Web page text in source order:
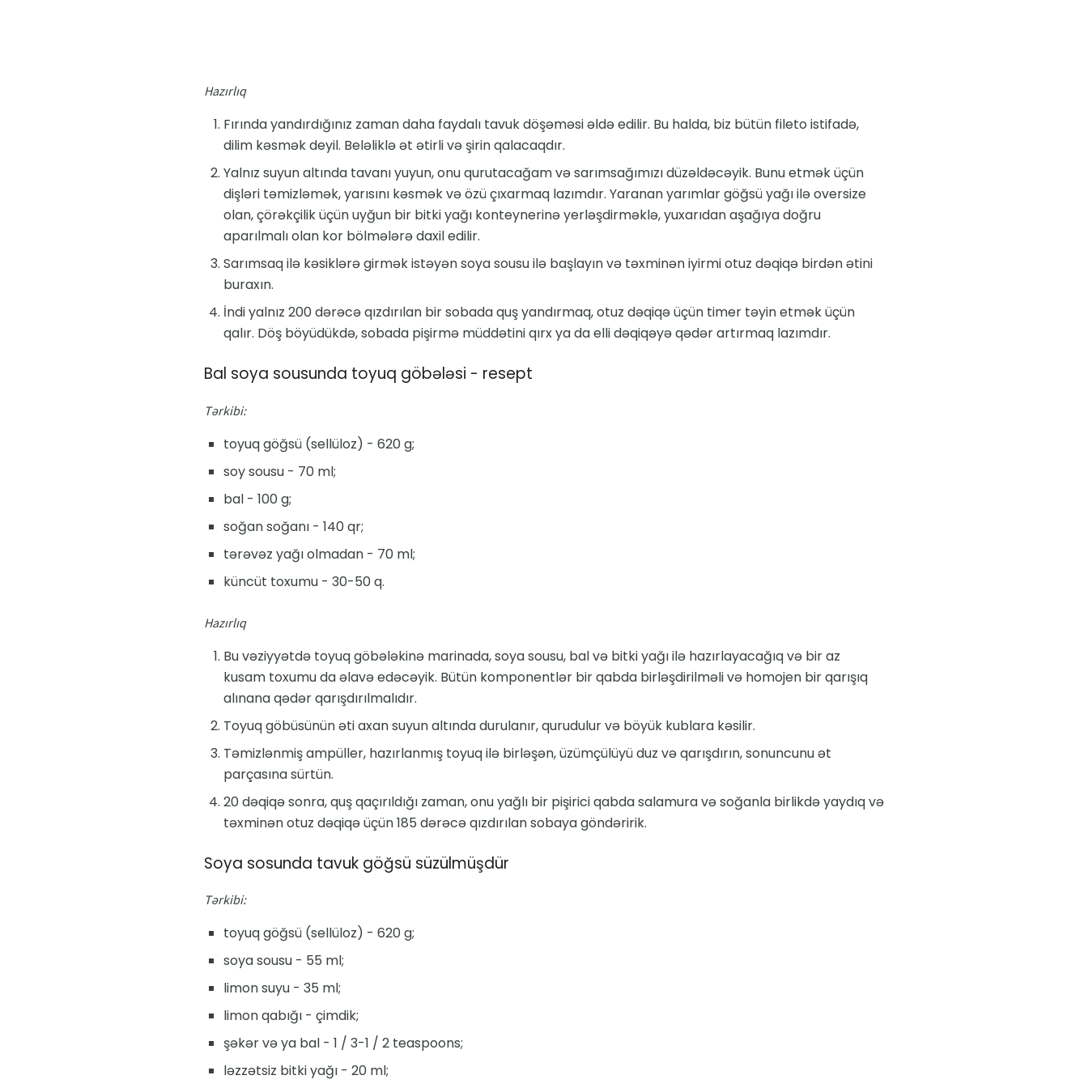
Hazırlıq
Fırında yandırdığınız zaman daha faydalı tavuk döşəməsi əldə edilir. Bu halda, biz bütün fileto istifadə,
dilim kəsmək deyil. Beləliklə ət ətirli və şirin qalacaqdır.
Yalnız suyun altında tavanı yuyun, onu qurutacağam və sarımsağımızı düzəldəcəyik. Bunu etmək üçün
dişləri təmizləmək, yarısını kəsmək və özü çıxarmaq lazımdır. Yaranan yarımlar göğsü yağı ilə oversize
olan, çörəkçilik üçün uyğun bir bitki yağı konteynerinə yerləşdirməklə, yuxarıdan aşağıya doğru
aparılmalı olan kor bölmələrə daxil edilir.
Sarımsaq ilə kəsiklərə girmək istəyən soya sousu ilə başlayın və təxminən iyirmi otuz dəqiqə birdən ətini
buraxın.
İndi yalnız 200 dərəcə qızdırılan bir sobada quş yandırmaq, otuz dəqiqə üçün timer təyin etmək üçün
qalır. Döş böyüdükdə, sobada pişirmə müddətini qırx ya da elli dəqiqəyə qədər artırmaq lazımdır.
Bal soya sousunda toyuq göbələsi - resept
Tərkibi:
toyuq göğsü (sellüloz) - 620 g;
soy sousu - 70 ml;
bal - 100 g;
soğan soğanı - 140 qr;
tərəvəz yağı olmadan - 70 ml;
küncüt toxumu - 30-50 q.
Hazırlıq
Bu vəziyyətdə toyuq göbələkinə marinada, soya sousu, bal və bitki yağı ilə hazırlayacağıq və bir az
kusam toxumu da əlavə edəcəyik. Bütün komponentlər bir qabda birləşdirilməli və homojen bir qarışıq
alınana qədər qarışdırılmalıdır.
Toyuq göbüsünün əti axan suyun altında durulanır, qurudulur və böyük kublara kəsilir.
Təmizlənmiş ampüller, hazırlanmış toyuq ilə birləşən, üzümçülüyü duz və qarışdırın, sonuncunu ət
parçasına sürtün.
20 dəqiqə sonra, quş qaçırıldığı zaman, onu yağlı bir pişirici qabda salamura və soğanla birlikdə yaydıq və
təxminən otuz dəqiqə üçün 185 dərəcə qızdırılan sobaya göndəririk.
Soya sosunda tavuk göğsü süzülmüşdür
Tərkibi:
toyuq göğsü (sellüloz) - 620 g;
soya sousu - 55 ml;
limon suyu - 35 ml;
limon qabığı - çimdik;
şəkər və ya bal - 1 / 3-1 / 2 teaspoons;
ləzzətsiz bitki yağı - 20 ml;